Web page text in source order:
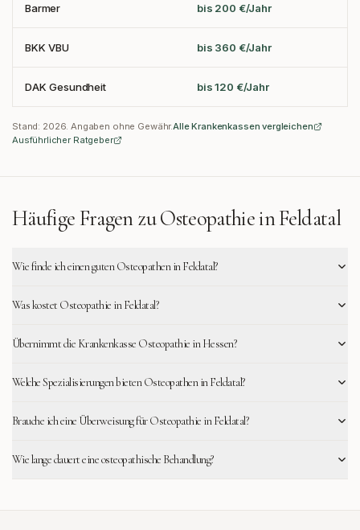
Barmer bis 200 €/Jahr
BKK VBU bis 360 €/Jahr
DAK Gesundheit bis 120 €/Jahr
Stand: 2026 . Angaben ohne Gewähr. Alle Krankenkassen vergleichen
Ausführlicher Ratgeber
Häufige Fragen zu Osteopathie inFeldatal
Wie finde ich einen guten Osteopathen in Feldatal?
Was kostet Osteopathie in Feldatal?
Übernimmt die Krankenkasse Osteopathie in Hessen?
Welche Spezialisierungen bieten Osteopathen in Feldatal?
Brauche ich eine Überweisung für Osteopathie in Feldatal?
Wie lange dauert eine osteopathische Behandlung?